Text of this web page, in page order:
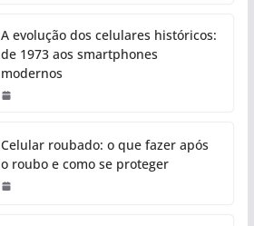
A evolução dos celulares históricos:
de 1973 aos smartphones
modernos
Celular roubado: o que fazer após
o roubo e como se proteger